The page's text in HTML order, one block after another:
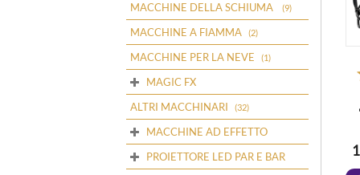
MACCHINE DELLA SCHIUMA
(9)
MACCHINE A FIAMMA (2)
MACCHINE PER LA NEVE (1)
MAGIC FX
ALTRI MACCHINARI
(32)
MACCHINE AD EFFETTO
PROIETTORE LED PAR E BAR